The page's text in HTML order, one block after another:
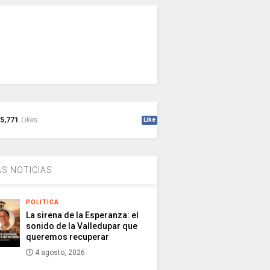
5,771 Likes Like
NOTICIAS
POLITICA
La sirena de la Esperanza: el
sonido de la Valledupar que
queremos recuperar
4 agosto, 2026